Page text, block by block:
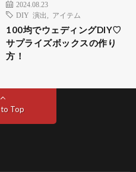
2024.08.23
DIY 演出
アイテム
100均でウェディングDIY♡
サプライズボックスの作り
方！
to Top